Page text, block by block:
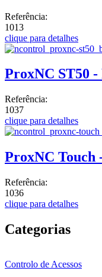
Referência:
1013
clique para detalhes
ProxNC ST50
Referência:
1037
clique para detalhes
ProxNC Touch
Referência:
1036
clique para detalhes
Categorias
Controlo de Acessos